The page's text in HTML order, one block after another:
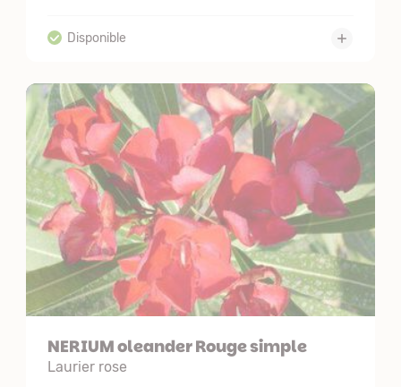
NERIUM oleander Rouge simple
Laurier rose